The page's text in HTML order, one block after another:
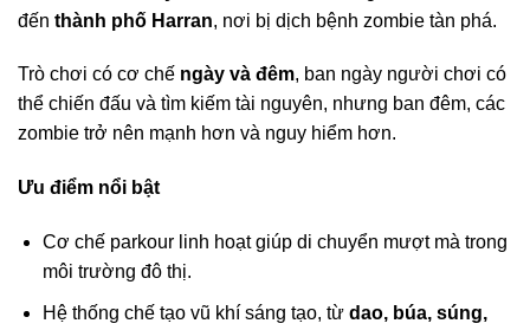
đến thành phố Harran, nơi bị dịch bệnh zombie tàn phá.
Trò chơi có cơ chế ngày và đêm, ban ngày người chơi có
thể chiến đấu và tìm kiếm tài nguyên, nhưng ban đêm, các
zombie trở nên mạnh hơn và nguy hiểm hơn.
Ưu điểm nổi bật
Cơ chế parkour linh hoạt giúp di chuyển mượt mà trong
môi trường đô thị.
Hệ thống chế tạo vũ khí sáng tạo, từ dao, búa, súng,